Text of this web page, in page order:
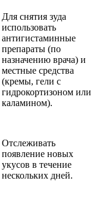
Для снятия зуда
использовать
антигистаминные
препараты (по
назначению врача) и
местные средства
(кремы, гели с
гидрокортизоном или
каламином).
Отслеживать
появление новых
укусов в течение
нескольких дней.